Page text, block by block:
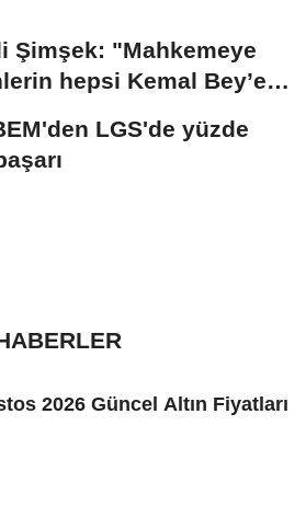
Şimşek: "Mahkemeye
hepsi Kemal Bey’e
LGS'de yüzde
2026 Güncel Altın Fiyatları